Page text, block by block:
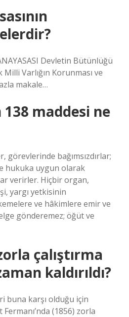
Devletin Bütünlüğü
Varlığın Korunması ve
makale…
138 maddesi ne
görevlerinde bağımsızdırlar;
hukuka uygun olarak
verirler. Hiçbir organ,
yargı yetkisinin
ve hâkimlere emir ve
gönderemez; öğüt ve
çalıştırma
kaldırıldı?
buna karşı olduğu için
(1856) zorla